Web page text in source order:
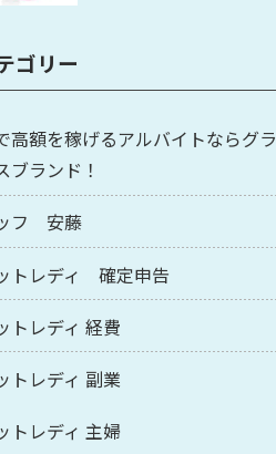
ゴリー
高額を稼げるアルバイトならグラ
ブランド！
フ 安藤
トレディ 確定申告
トレディ 経費
トレディ 副業
トレディ 主婦